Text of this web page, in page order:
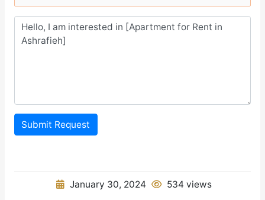
Submit Request
January 30, 2024 534 views